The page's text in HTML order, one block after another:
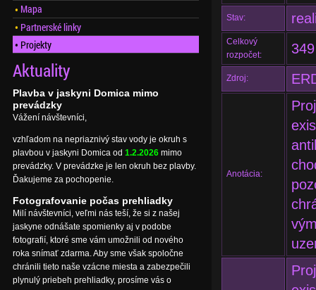
Stav:
Celkový
rozpočet:
Zdroj:
Anotácia:
Mapa
Partnerské linky
Projekty
Aktuality
Plavba v jaskyni Domica mimo
prevádzky
Vážení návštevníci,
vzhľadom na nepriaznivý stav vody je okruh s
plavbou v jaskyni Domica od 1.2.2026 mimo
prevádzky. V prevádzke je len okruh bez plavby.
Ďakujeme za pochopenie.
Fotografovanie počas prehliadky
Milí návštevníci, veľmi nás teší, že si z našej
jaskyne odnášate spomienky aj v podobe
fotografií, ktoré sme vám umožnili od nového
roka snímať zdarma. Aby sme však spoločne
chránili tieto naše vzácne miesta a zabezpečili
plynulý priebeh prehliadky, prosíme vás o